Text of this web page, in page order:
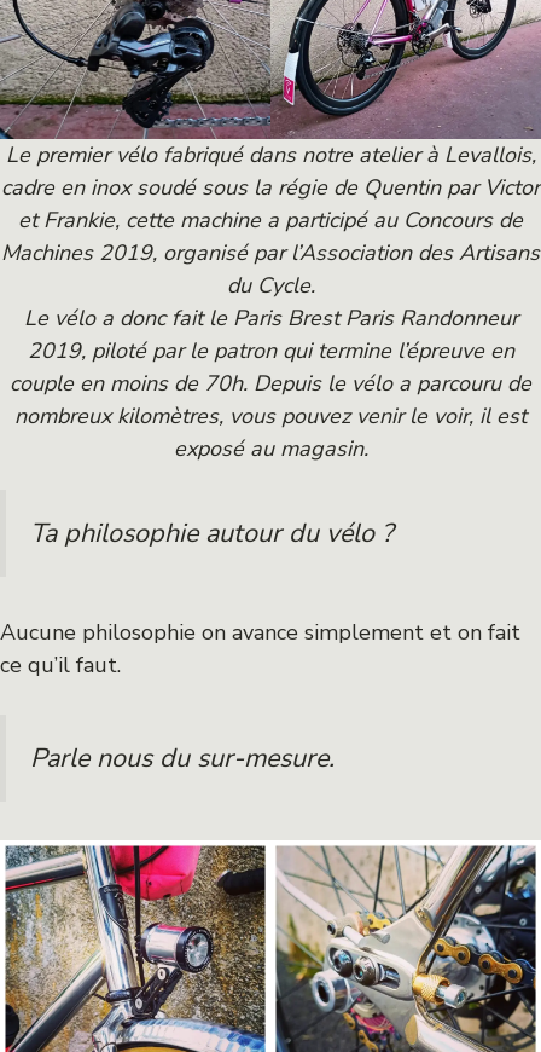
Le premier vélo fabriqué dans notre atelier à Levallois,
cadre en inox soudé sous la régie de Quentin par Victor
et Frankie, cette machine a participé au Concours de
Machines 2019, organisé par l’Association des Artisans
du Cycle.
Le vélo a donc fait le Paris Brest Paris Randonneur
2019, piloté par le patron qui termine l’épreuve en
couple en moins de 70h. Depuis le vélo a parcouru de
nombreux kilomètres, vous pouvez venir le voir, il est
exposé au magasin.
Ta philosophie autour du vélo ?
Aucune philosophie on avance simplement et on fait
ce qu’il faut.
Parle nous du sur-mesure.